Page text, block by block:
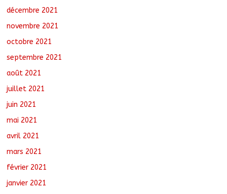
décembre 2021
novembre 2021
octobre 2021
septembre 2021
août 2021
juillet 2021
juin 2021
mai 2021
avril 2021
mars 2021
février 2021
janvier 2021